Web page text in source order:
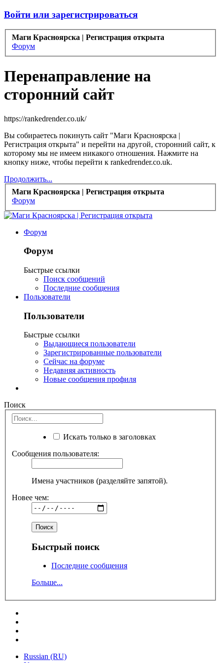
Войти или зарегистрироваться
Маги Красноярска | Регистрация открыта
Форум
Перенаправление на
сторонний сайт
https://rankedrender.co.uk/
Вы собираетесь покинуть сайт "Маги Красноярска |
Регистрация открыта" и перейти на другой, сторонний сайт, к
которому мы не имеем никакого отношения. Нажмите на
кнопку ниже, чтобы перейти к rankedrender.co.uk.
Продолжить...
Маги Красноярска | Регистрация открыта
Форум
Форум
Форум
Быстрые ссылки
Поиск сообщений
Последние сообщения
Пользователи
Пользователи
Быстрые ссылки
Выдающиеся пользователи
Зарегистрированные пользователи
Сейчас на форуме
Недавняя активность
Новые сообщения профиля
Поиск
Искать только в заголовках
Сообщения пользователя:
Имена участников (разделяйте запятой).
Новее чем:
Быстрый поиск
Последние сообщения
Больше...
Russian (RU)